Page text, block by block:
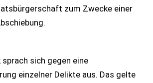
zum Zwecke einer
sprach sich gegen eine
einzelner Delikte aus. Das gelte